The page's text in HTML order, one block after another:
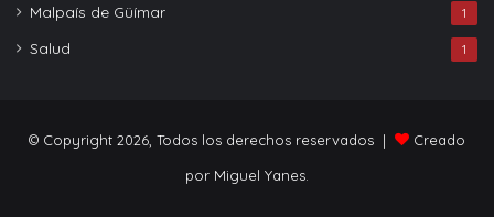
Malpaís de Güímar 1
Salud 1
© Copyright 2026, Todos los derechos reservados |
Creado
por Miguel Yanes.